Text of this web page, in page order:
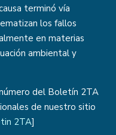
terminó vía
los fallos
en materias
ambiental y
del Boletín 2TA
de nuestro sitio
2TA]